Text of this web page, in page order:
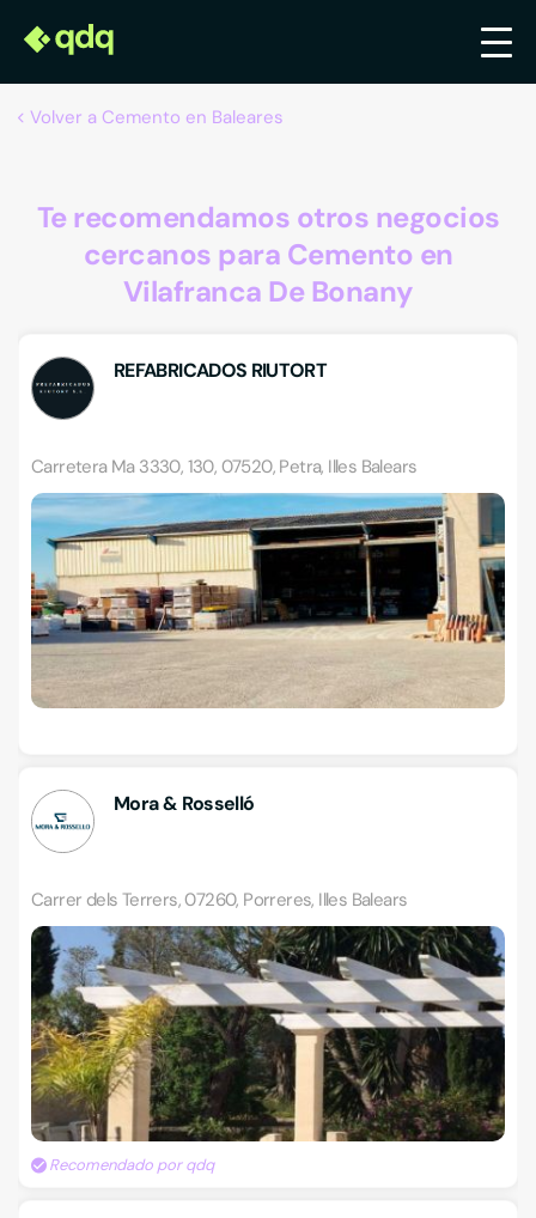
Volver a Cemento en Baleares
Te recomendamos otros negocios
cercanos para Cemento en
Vilafranca De Bonany
REFABRICADOS RIUTORT
Carretera Ma 3330, 130, 07520, Petra, Illes Balears
Mora & Rosselló
Carrer dels Terrers, 07260, Porreres, Illes Balears
Recomendado por qdq